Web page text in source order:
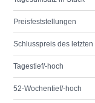
Preisfeststellungen
Schlusspreis des
Tagestief/-hoch
52-Wochentief/-hoch